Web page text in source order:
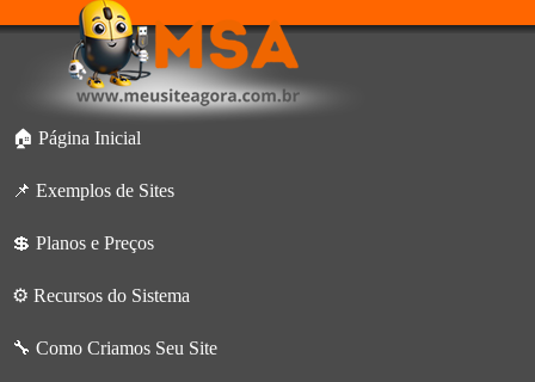
🏠 Página Inicial
📌 Exemplos de Sites
💲 Planos e Preços
⚙️ Recursos do Sistema
🔧 Como Criamos Seu Site